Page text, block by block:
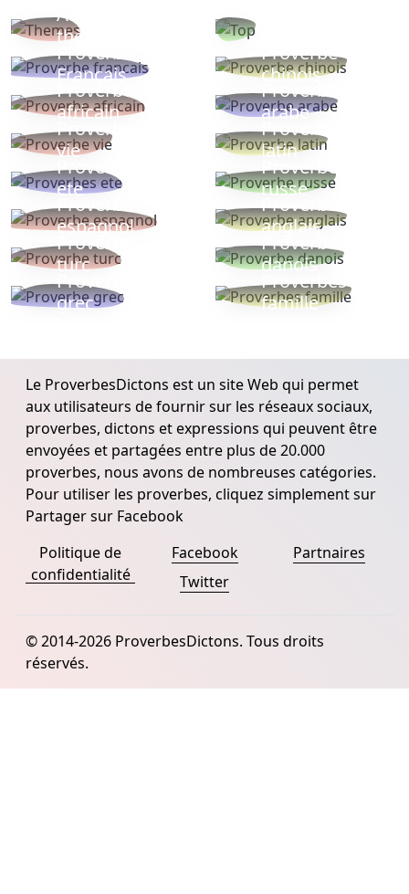
Autres
thèmes
Proverbe
Français
Proverbe
chinois
Proverbe
africain
Proverbe
arabe
Proverbe
vie
Proverbe
latin
Proverbes
ete
Proverbe
russe
Proverbe
espagnol
Proverbe
anglais
Proverbe
turc
Proverbe
danois
Proverbe
grec
Proverbes
famille
Le ProverbesDictons est un site Web qui permet
aux utilisateurs de fournir sur les réseaux sociaux,
proverbes, dictons et expressions qui peuvent être
envoyées et partagées entre plus de 20.000
proverbes, nous avons de nombreuses catégories.
Pour utiliser les proverbes, cliquez simplement sur
Partager sur Facebook
Politique de
confidentialité
Facebook
Twitter
Partnaires
© 2014-2026 ProverbesDictons. Tous droits
réservés.